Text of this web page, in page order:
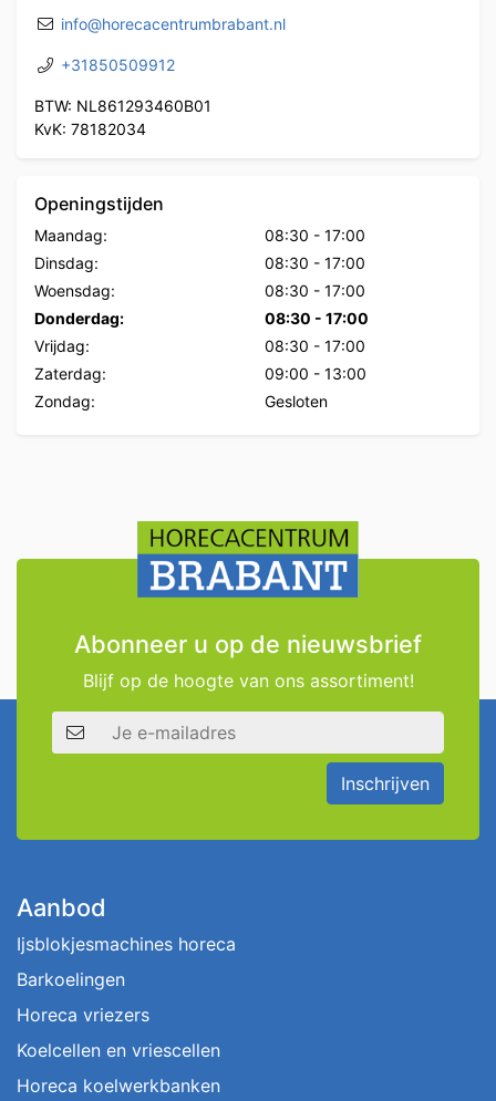
info@horecacentrumbrabant.nl
+31850509912
BTW: NL861293460B01
KvK: 78182034
Openingstijden
Maandag: 08:30 - 17:00
Dinsdag:
08:30 - 17:00
Woensdag:
08:30 - 17:00
Donderdag:
08:30 - 17:00
Vrijdag:
08:30 - 17:00
Zaterdag:
09:00 - 13:00
Zondag:
Gesloten
Abonneer u op de nieuwsbrief
Blijf op de hoogte van ons assortiment!
E-mailadres
Inschrijven
Aanbod
Ijsblokjesmachines horeca
Barkoelingen
Horeca vriezers
Koelcellen en vriescellen
Horeca koelwerkbanken